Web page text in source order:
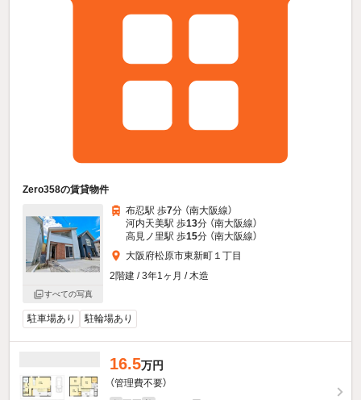
Zero358の賃貸物件
すべての写真
布忍駅 歩7分 （南大阪線）
河内天美駅 歩13分 （南大阪線）
高見ノ里駅 歩15分 （南大阪線）
大阪府松原市東新町１丁目
2階建 / 3年1ヶ月 / 木造
駐車場あり 駐輪場あり
16.5万円
（管理費不要）